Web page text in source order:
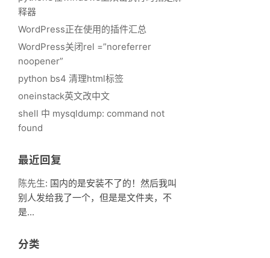
释器
WordPress正在使用的插件汇总
WordPress关闭rel =”noreferrer
noopener”
python bs4 清理html标签
oneinstack英文改中文
shell 中 mysqldump: command not
found
最近回复
陈先生: 国内的是安装不了的！然后我叫
别人发给我了一个，但是是文件夹，不
是...
分类